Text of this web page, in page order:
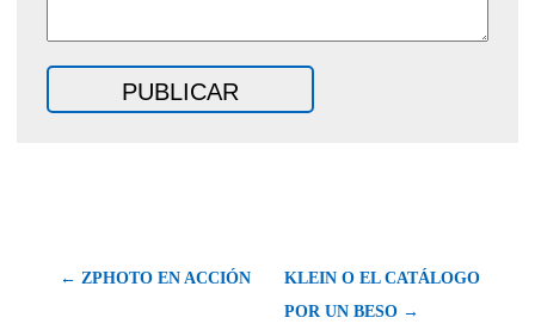
← ZPHOTO EN ACCIÓN
KLEIN O EL CATÁLOGO
POR UN BESO →